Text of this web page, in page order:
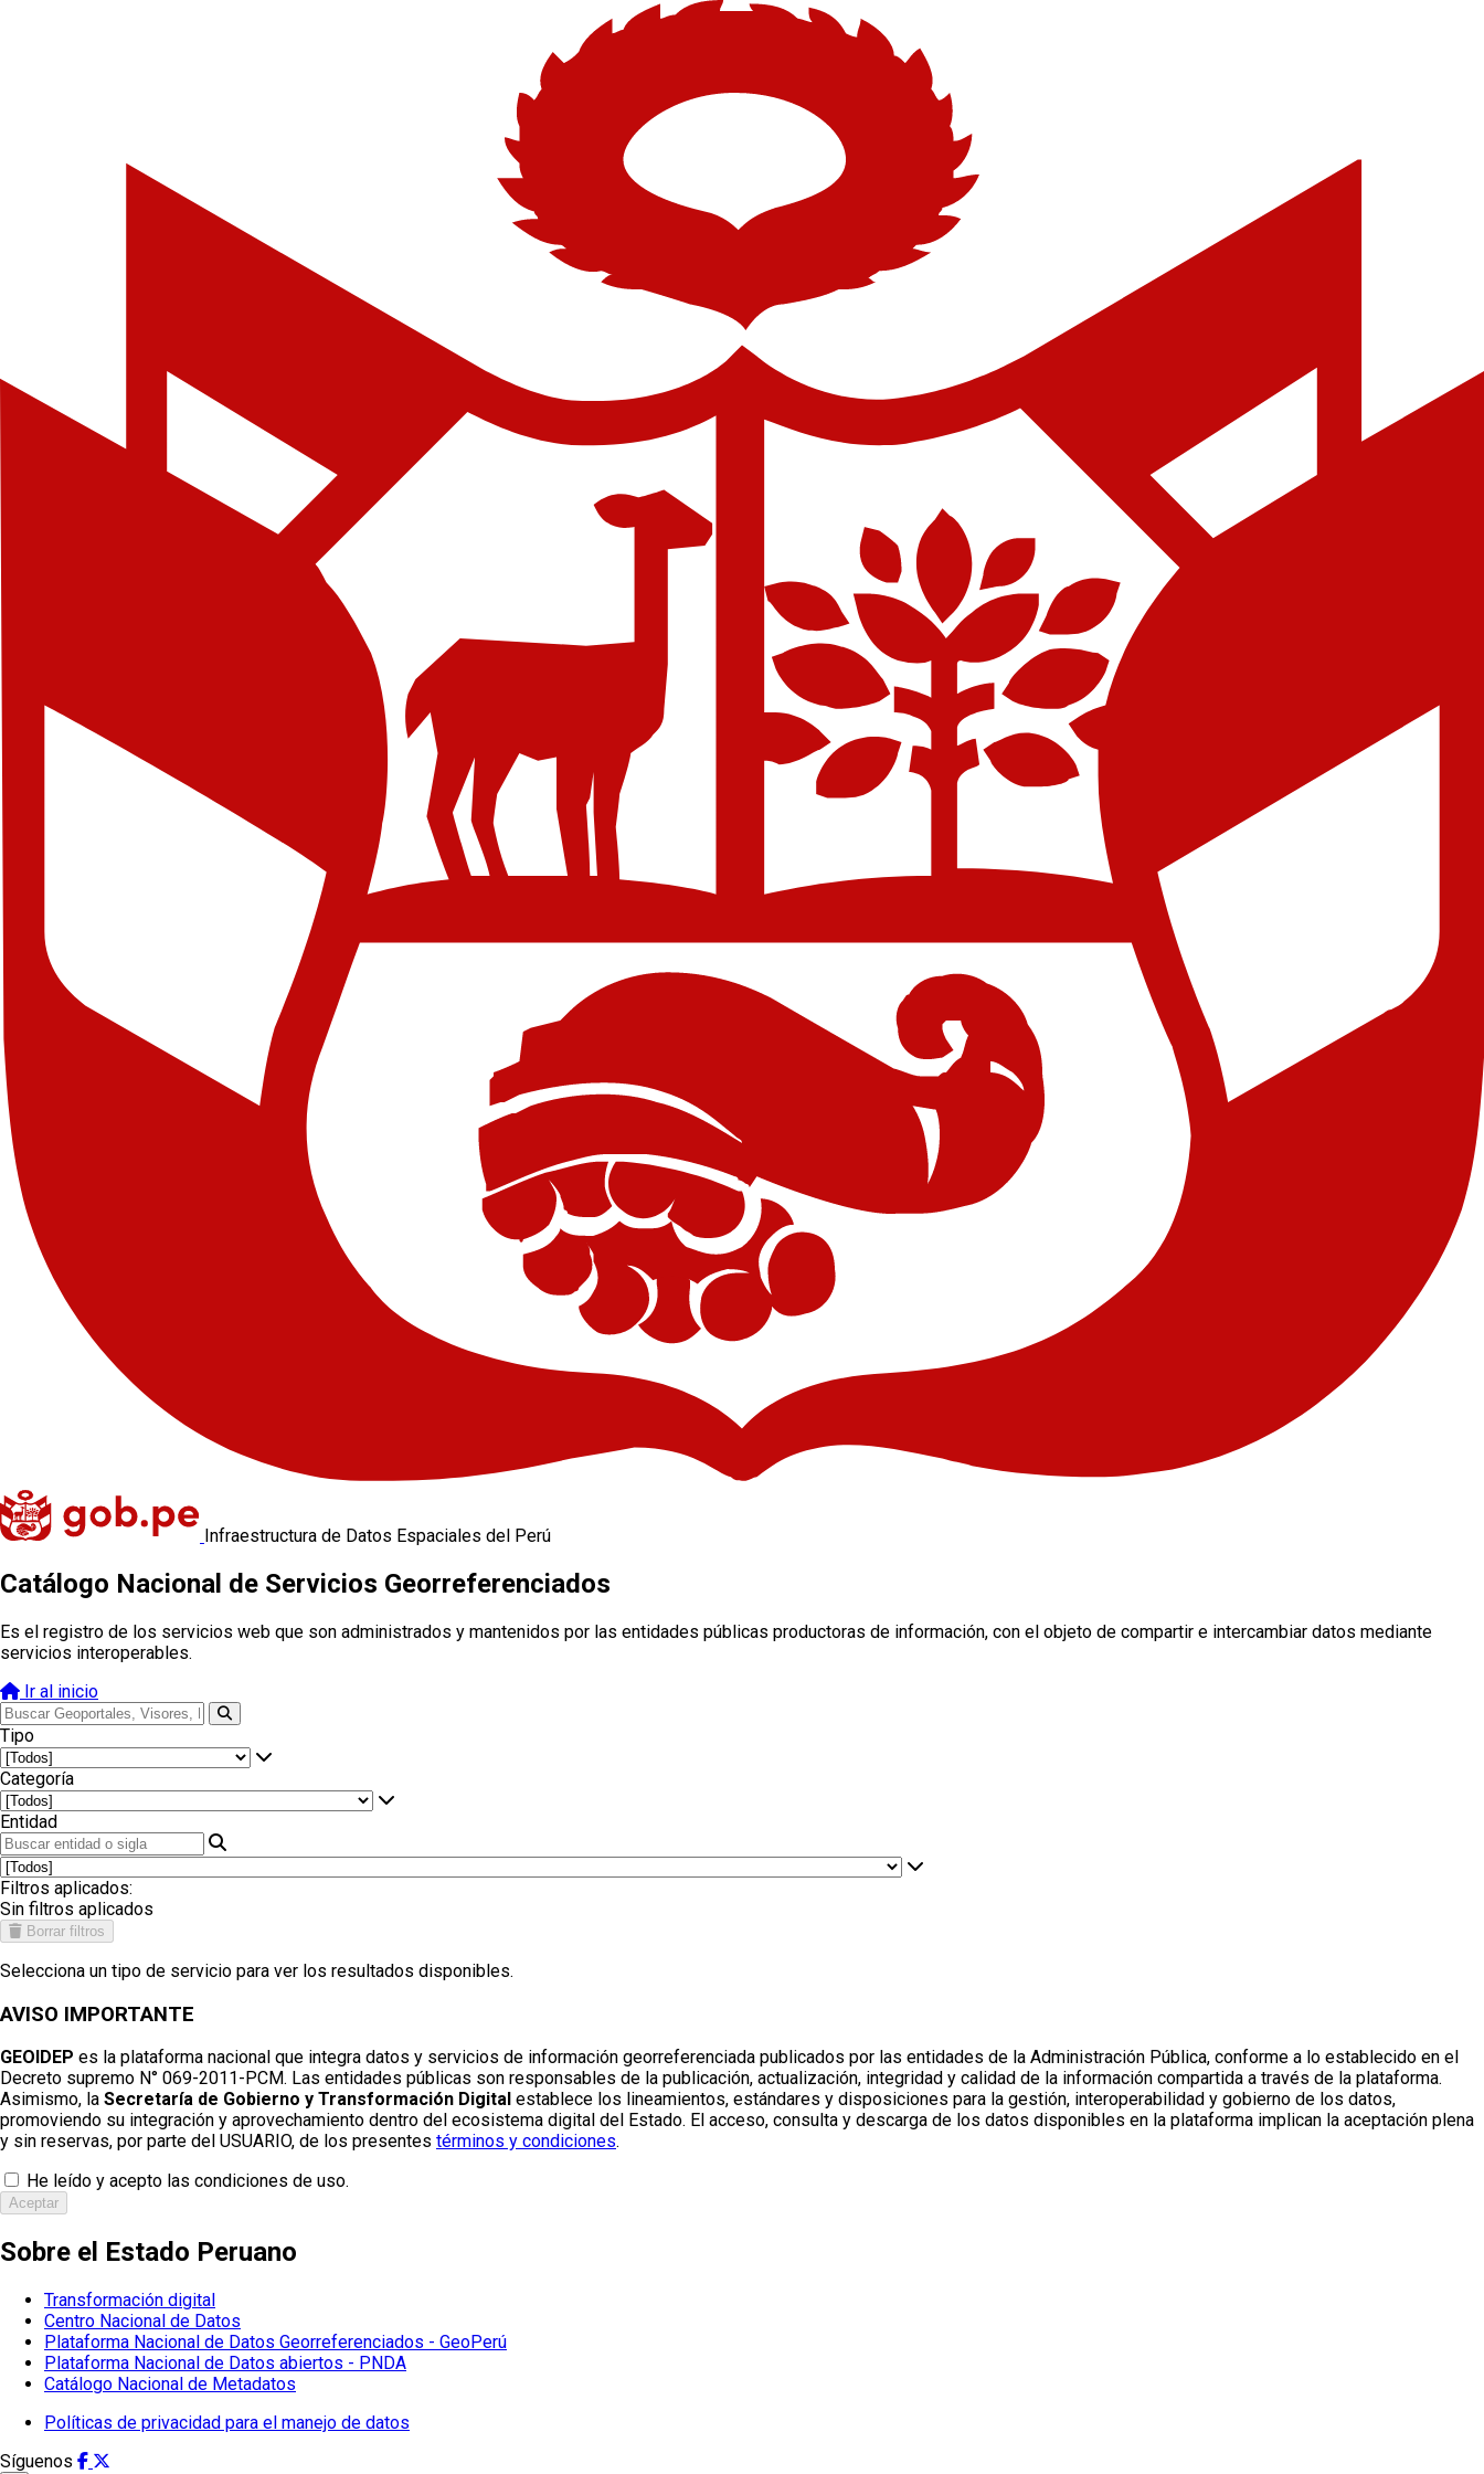
Infraestructura de Datos Espaciales del Perú
Catálogo Nacional de Servicios Georreferenciados
Es el registro de los servicios web que son administrados y mantenidos por las entidades públicas productoras de información, con el objeto de compartir e intercambiar datos mediante
servicios interoperables.
Ir al inicio
Tipo
Categoría
Entidad
Filtros aplicados:
Sin filtros aplicados
Borrar filtros
Selecciona un tipo de servicio para ver los resultados disponibles.
AVISO IMPORTANTE
GEOIDEP es la plataforma nacional que integra datos y servicios de información georreferenciada publicados por las entidades de la Administración Pública, conforme a lo establecido en el
Decreto supremo N° 069-2011-PCM. Las entidades públicas son responsables de la publicación, actualización, integridad y calidad de la información compartida a través de la plataforma.
Asimismo, la Secretaría de Gobierno y Transformación Digital establece los lineamientos, estándares y disposiciones para la gestión, interoperabilidad y gobierno de los datos,
promoviendo su integración y aprovechamiento dentro del ecosistema digital del Estado. El acceso, consulta y descarga de los datos disponibles en la plataforma implican la aceptación plena
y sin reservas, por parte del USUARIO, de los presentes términos y condiciones.
He leído y acepto las condiciones de uso.
Aceptar
Sobre el Estado Peruano
Transformación digital
Centro Nacional de Datos
Plataforma Nacional de Datos Georreferenciados - GeoPerú
Plataforma Nacional de Datos abiertos - PNDA
Catálogo Nacional de Metadatos
Políticas de privacidad para el manejo de datos
Síguenos